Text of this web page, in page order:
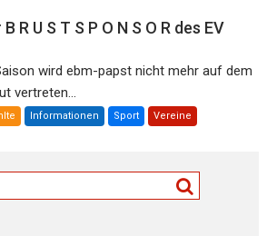
R U S T S P O N S O R des EV
wird ebm-papst nicht mehr auf dem
vertreten...
Informationen Sport Vereine